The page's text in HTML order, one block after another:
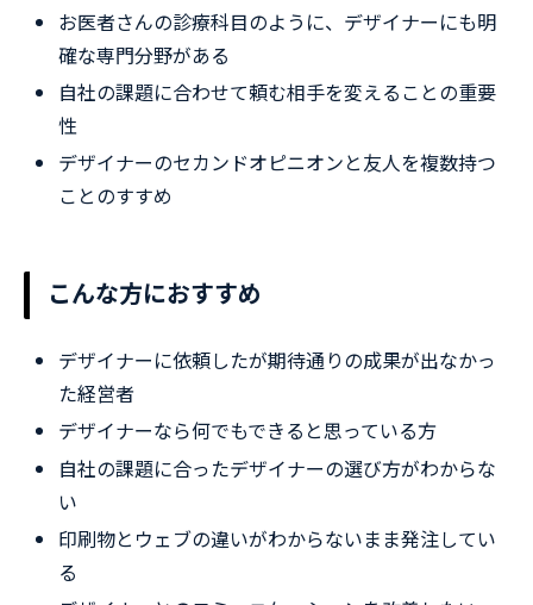
お医者さんの診療科目のように、デザイナーにも明
確な専門分野がある
自社の課題に合わせて頼む相手を変えることの重要
性
デザイナーのセカンドオピニオンと友人を複数持つ
ことのすすめ
こんな方におすすめ
デザイナーに依頼したが期待通りの成果が出なかっ
た経営者
デザイナーなら何でもできると思っている方
自社の課題に合ったデザイナーの選び方がわからな
い
印刷物とウェブの違いがわからないまま発注してい
る